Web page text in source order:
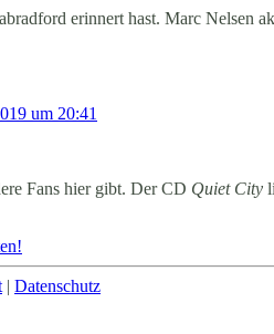
erinnert hast. Marc Nelsen
um 20:41
Fans hier gibt. Der CD Quiet City
| Datenschutz